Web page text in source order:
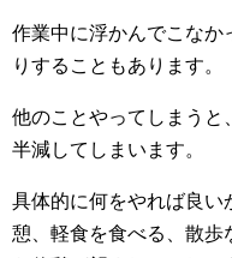
作業中に浮かんでこなか
りすることもあります。
他のことやってしまうと
半減してしまいます。
具体的に何をやれば良い
憩、軽食を食べる、散歩